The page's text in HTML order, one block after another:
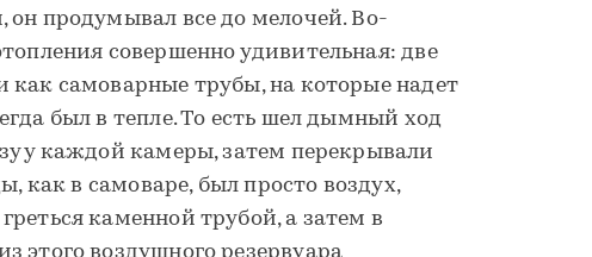
продумывал все до мелочей. Во-
совершенно удивительная: две
как самоварные трубы, на которые надет
был в тепле. То есть шел дымный ход
у каждой камеры, затем перекрывали
как в самоваре, был просто воздух,
каменной трубой, а затем в